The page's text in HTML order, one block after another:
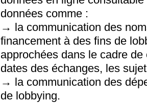
données comme :
→ la communication des
financement à des fins de
approchées dans le cadre
dates des échanges, les
→ la communication des
de lobbying.